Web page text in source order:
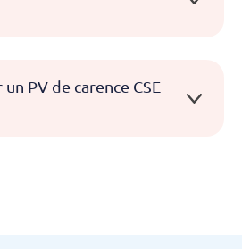
PV de carence CSE